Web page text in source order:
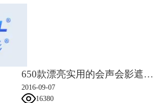
650款漂亮实用的会声会影遮罩素材
2016-09-07
16380